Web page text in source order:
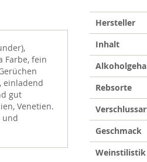
Farbe, fein
einladend
gut
Venetien.
und
Informationen
Hersteller
Inhalt
Rebsorte
Geschmack
Weinstilistik